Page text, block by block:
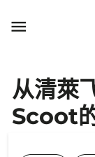

从清萊
Scoot